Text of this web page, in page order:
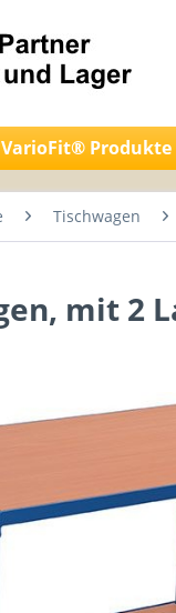
VarioFit® Produkte
Tischwagen
mit 2